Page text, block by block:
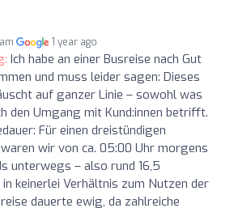
1 year ago
Ich habe an einer Busreise nach Gut
und muss leider sagen: Dieses
auf ganzer Linie – sowohl was
den Umgang mit Kund:innen betrifft.
Für einen dreistündigen
wir von ca. 05:00 Uhr morgens
unterwegs – also rund 16,5
keinerlei Verhältnis zum Nutzen der
dauerte ewig, da zahlreiche